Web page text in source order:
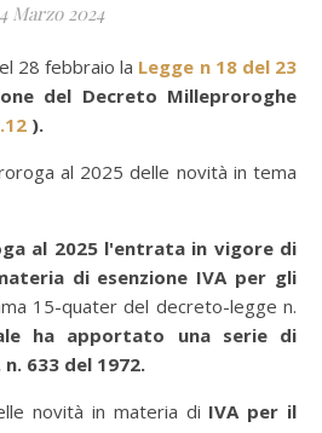
4 Marzo 2024
28 febbraio la Legge n 18 del 23
del Decreto Milleproroghe
).
al 2025 delle novità in tema
al 2025 l'entrata in vigore di
di esenzione IVA per gli
15-quater del decreto-legge n.
ha apportato una serie di
633 del 1972.
novità in materia di IVA per il